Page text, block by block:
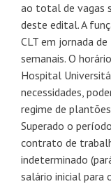
ao total de vagas
deste edital. A
CLT em jornada
semanais. O
Hospital
necessidades,
regime de
Superado o
contrato de
indeterminado
salário inicial para